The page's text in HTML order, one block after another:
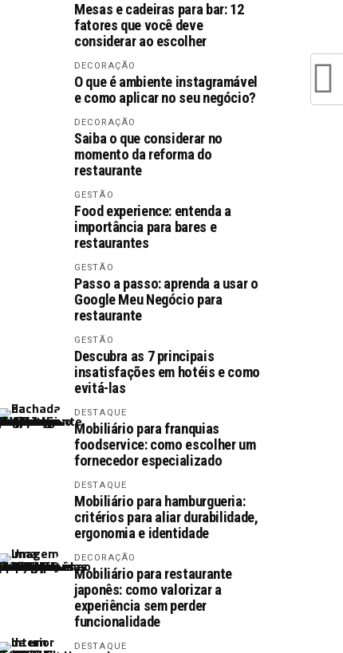
Mesas e cadeiras para bar: 12
fatores que você deve
considerar ao escolher
DECORAÇÃO
O que é ambiente instagramável
e como aplicar no seu negócio?
DECORAÇÃO
Saiba o que considerar no
momento da reforma do
restaurante
GESTÃO
Food experience: entenda a
importância para bares e
restaurantes
GESTÃO
Passo a passo: aprenda a usar o
Google Meu Negócio para
restaurante
GESTÃO
Descubra as 7 principais
insatisfações em hotéis e como
evitá-las
DESTAQUE
Mobiliário para franquias
foodservice: como escolher um
fornecedor especializado
DESTAQUE
Mobiliário para hamburgueria:
critérios para aliar durabilidade,
ergonomia e identidade
DECORAÇÃO
Mobiliário para restaurante
japonês: como valorizar a
experiência sem perder
funcionalidade
DESTAQUE